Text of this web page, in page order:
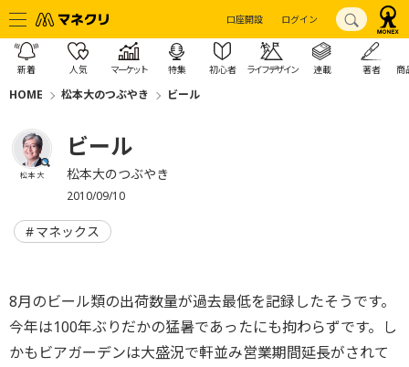
口座開設 ログイン
新着 人気 マーケット 特集 初心者 ライフデザイン 連載 著者 商
HOME 松本大のつぶやき ビール
松本 大
ビール
松本大のつぶやき
2010/09/10
マネックス
8月のビール類の出荷数量が過去最低を記録したそうです。
今年は100年ぶりだかの猛暑であったにも拘わらずです。し
かもビアガーデンは大盛況で軒並み営業期間延長がされて